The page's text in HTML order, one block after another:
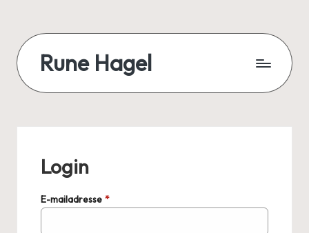
content
Rune Hagel
ældreområdet,
socialområdet
og
sundhedsområdet.
Login
E-mailadresse *